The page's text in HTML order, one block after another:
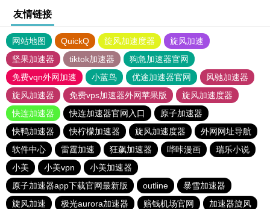
友情链接
网站地图 QuickQ 旋风加速度器
旋风加速
坚果加速器
tiktok加速器
狗急加速器官网
免费vqn外网加速
小蓝鸟 优途加速器官网
风驰加速器
旋风加速器
免费vps加速器外网苹果版
旋风加速度器
快连加速器
快连加速器官网入口
原子加速器
快鸭加速器
快柠檬加速器 旋风加速度器
外网网址导航
软件中心
雷霆加速 狂飙加速器 哔咔漫画
瑞乐小说
小美
小美vpn
小美加速器
原子加速器app下载官网最新版
outline
暴雪加速器
旋风加速
极光aurora加速器 赔钱机场官网
加速器旋风